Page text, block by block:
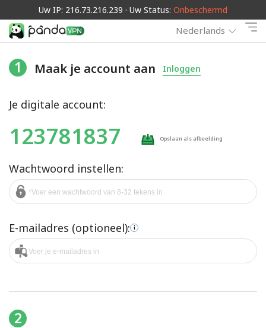
Uw IP: 216.73.216.239 · Uw Status: Onbeschermd
Nederlands
1 Maak je account aan Inloggen
Je digitale account:
123781837 Opslaan als afbeelding
Wachtwoord instellen:
E-mailadres (optioneel): i
2